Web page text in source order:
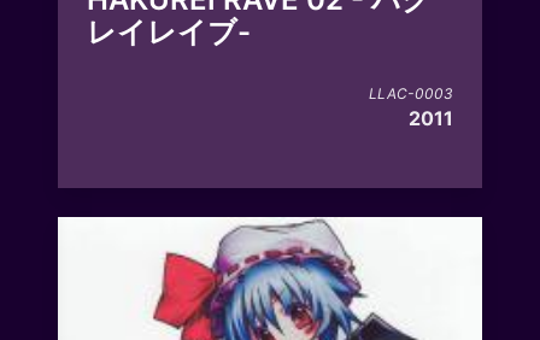
レイレイブ-
LLAC-0003
2011